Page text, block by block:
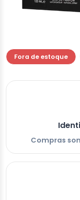
Fora de estoque
Compras